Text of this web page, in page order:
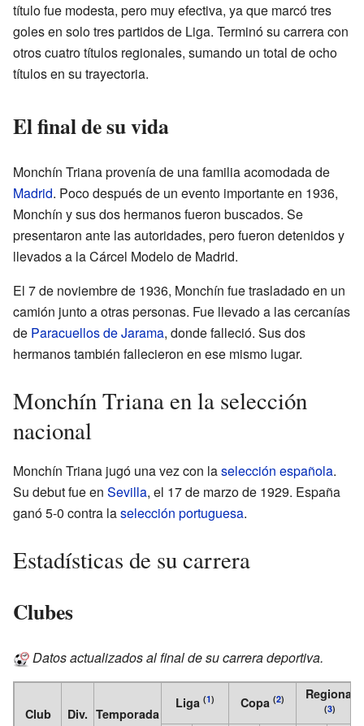
título fue modesta, pero muy efectiva, ya que marcó tres
goles en solo tres partidos de Liga. Terminó su carrera con
otros cuatro títulos regionales, sumando un total de ocho
títulos en su trayectoria.
El final de su vida
Monchín Triana provenía de una familia acomodada de
Madrid. Poco después de un evento importante en 1936,
Monchín y sus dos hermanos fueron buscados. Se
presentaron ante las autoridades, pero fueron detenidos y
llevados a la Cárcel Modelo de Madrid.
El 7 de noviembre de 1936, Monchín fue trasladado en un
camión junto a otras personas. Fue llevado a las cercanías
de Paracuellos de Jarama, donde falleció. Sus dos
hermanos también fallecieron en ese mismo lugar.
Monchín Triana en la selección
nacional
Monchín Triana jugó una vez con laselección española.
Su debut fue en Sevilla, el 17 de marzo de 1929. España
ganó 5-0 contra laselección portuguesa.
Estadísticas de su carrera
Clubes
Datos actualizados al final de su carrera deportiva.
Club Div. Temporada
Liga (1) Copa (2) Regional
(3)